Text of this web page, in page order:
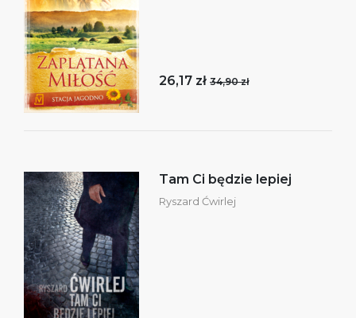
26,17 zł 34,90 zł
Tam Ci będzie lepiej
Ryszard Ćwirlej